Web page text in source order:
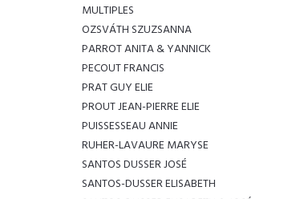
MULTIPLES
OZSVÁTH SZUZSANNA
PARROT ANITA & YANNICK
PECOUT FRANCIS
PRAT GUY ELIE
PROUT JEAN-PIERRE ELIE
PUISSESSEAU ANNIE
RUHER-LAVAURE MARYSE
SANTOS DUSSER JOSÉ
SANTOS-DUSSER ELISABETH